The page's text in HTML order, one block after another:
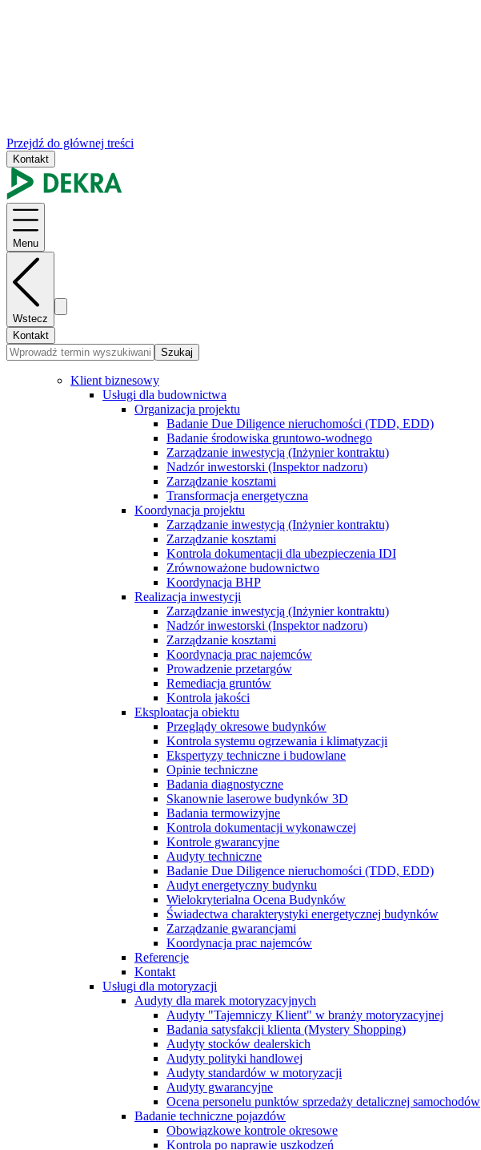
Przejdź do głównej treści
Kontakt
Menu
Wstecz
Kontakt
Szukaj
Klient biznesowy
Usługi dla budownictwa
Organizacja projektu
Badanie Due Diligence nieruchomości (TDD, EDD)
Badanie środowiska gruntowo-wodnego
Zarządzanie inwestycją (Inżynier kontraktu)
Nadzór inwestorski (Inspektor nadzoru)
Zarządzanie kosztami
Transformacja energetyczna
Koordynacja projektu
Zarządzanie inwestycją (Inżynier kontraktu)
Zarządzanie kosztami
Kontrola dokumentacji dla ubezpieczenia IDI
Zrównoważone budownictwo
Koordynacja BHP
Realizacja inwestycji
Zarządzanie inwestycją (Inżynier kontraktu)
Nadzór inwestorski (Inspektor nadzoru)
Zarządzanie kosztami
Koordynacja prac najemców
Prowadzenie przetargów
Remediacja gruntów
Kontrola jakości
Eksploatacja obiektu
Przeglądy okresowe budynków
Kontrola systemu ogrzewania i klimatyzacji
Ekspertyzy techniczne i budowlane
Opinie techniczne
Badania diagnostyczne
Skanownie laserowe budynków 3D
Badania termowizyjne
Kontrola dokumentacji wykonawczej
Kontrole gwarancyjne
Audyty techniczne
Badanie Due Diligence nieruchomości (TDD, EDD)
Audyt energetyczny budynku
Wielokryterialna Ocena Budynków
Świadectwa charakterystyki energetycznej budynków
Zarządzanie gwarancjami
Koordynacja prac najemców
Referencje
Kontakt
Usługi dla motoryzacji
Audyty dla marek motoryzacyjnych
Audyty "Tajemniczy Klient" w branży motoryzacyjnej
Badania satysfakcji klienta (Mystery Shopping)
Audyty stocków dealerskich
Audyty polityki handlowej
Audyty standardów w motoryzacji
Audyty gwarancyjne
Ocena personelu punktów sprzedaży detalicznej samochodów
Badanie techniczne pojazdów
Obowiązkowe kontrole okresowe
Kontrola po naprawie uszkodzeń